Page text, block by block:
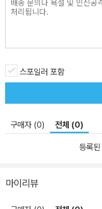
수 있는 고리를 만들어 주고
스포일러 포함
구매자 (0) 전체 (0)
등록
마이리뷰